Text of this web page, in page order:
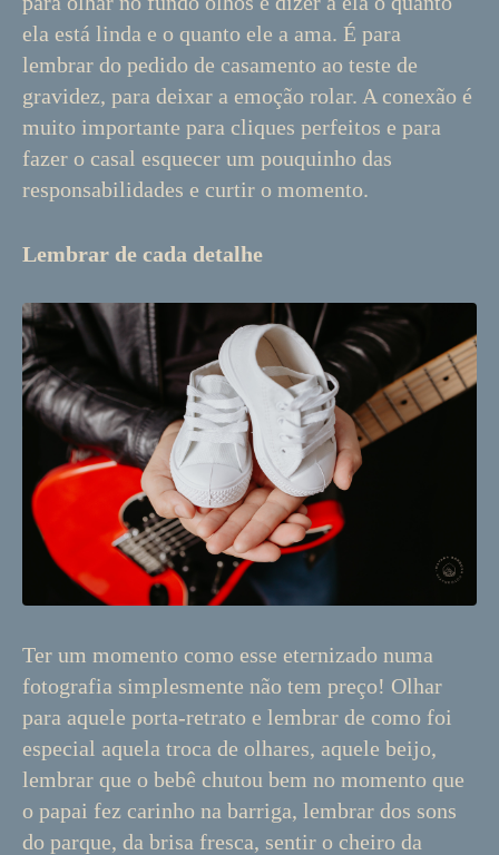
ela está linda e o quanto ele a ama. É para
lembrar do pedido de casamento ao teste de
gravidez, para deixar a emoção rolar. A conexão é
muito importante para cliques perfeitos e para
fazer o casal esquecer um pouquinho das
responsabilidades e curtir o momento.
Lembrar de cada detalhe
Ter um momento como esse eternizado numa
fotografia simplesmente não tem preço! Olhar
para aquele porta-retrato e lembrar de como foi
especial aquela troca de olhares, aquele beijo,
lembrar que o bebê chutou bem no momento que
o papai fez carinho na barriga, lembrar dos sons
do parque, da brisa fresca, sentir o cheiro da